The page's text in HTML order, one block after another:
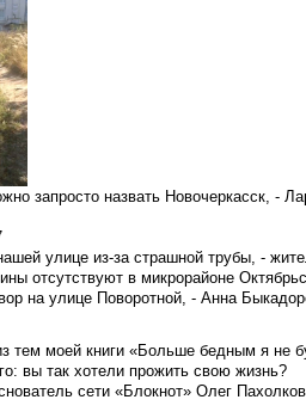
запросто назвать Новочеркасск, -
улице из-за страшной трубы, -
отсутствуют в микрорайоне
на улице Поворотной, - Анна
тем моей книги «Больше бедным я не
вы так хотели прожить свою жизнь?
сети «Блокнот» Олег Пахолков